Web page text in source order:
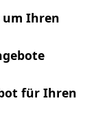
um Ihren
für Ihren